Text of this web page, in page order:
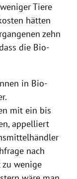
Tiere
hätten
zehn
die Bio-
in Bio-
mit ein bis
appelliert
nach
zu wenige